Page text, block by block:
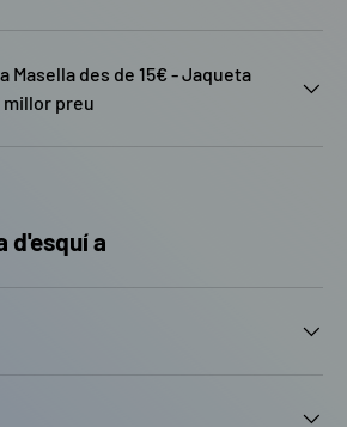
Masella des de 15€ - Jaqueta
millor preu
d'esquí a